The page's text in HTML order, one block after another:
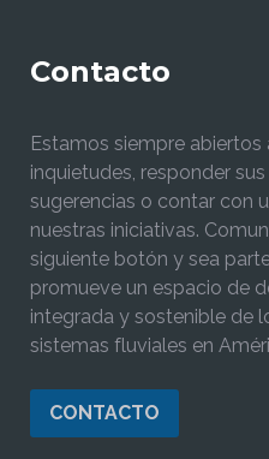
Contacto
Estamos siempre abiertos
inquietudes, responder
sugerencias o contar con
nuestras iniciativas.
siguiente botón y sea
promueve un espacio de
integrada y sostenible de
sistemas fluviales en
CONTACTO